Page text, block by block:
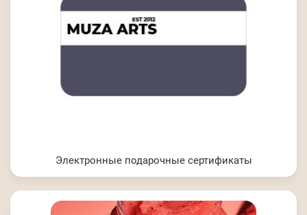
Электронные подарочные сертификаты